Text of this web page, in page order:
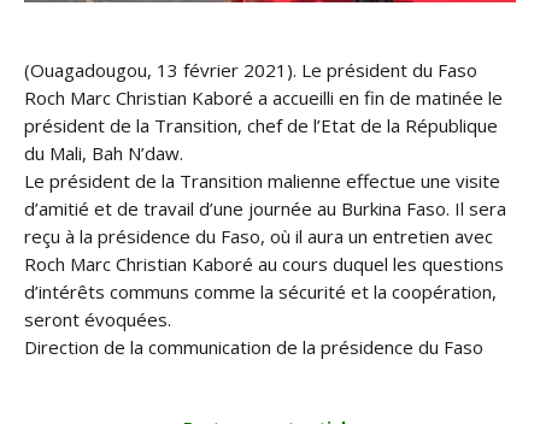
(Ouagadougou, 13 février 2021). Le président du Faso
Roch Marc Christian Kaboré a accueilli en fin de matinée le
président de la Transition, chef de l’Etat de la République
du Mali, Bah N’daw.
Le président de la Transition malienne effectue une visite
d’amitié et de travail d’une journée au Burkina Faso. Il sera
reçu à la présidence du Faso, où il aura un entretien avec
Roch Marc Christian Kaboré au cours duquel les questions
d’intérêts communs comme la sécurité et la coopération,
seront évoquées.
Direction de la communication de la présidence du Faso